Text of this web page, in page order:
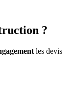
?
les devis